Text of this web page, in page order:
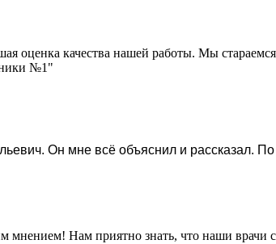
оценка качества нашей работы. Мы
№1"
Он мне всё объяснил и рассказал.
мнением! Нам приятно знать, что наши